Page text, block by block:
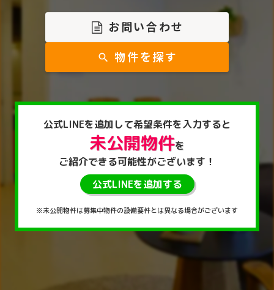
お問い合わせ
search 物件を探す
公式LINEを追加して希望条件を入力すると
未公開物件を
ご紹介できる可能性がございます！
公式LINEを追加する
※未公開物件は募集中物件の設備要件とは異なる場合がございます